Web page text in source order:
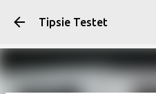
Direkt zum
Tipsie Testet